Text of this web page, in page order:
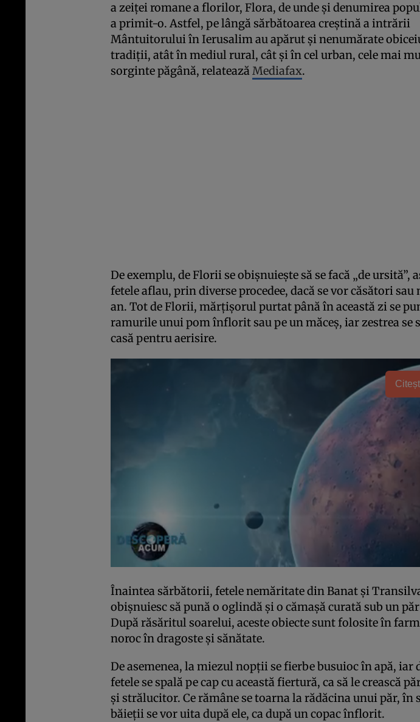
a zeiţei romane a florilor, Flora, de unde şi denumirea
a primit-o. Astfel, pe lângă sărbătoarea creştină a intrării
Mântuitorului în Ierusalim au apărut şi nenumărate
tradiţii, atât în mediul rural, cât şi în cel urban, cele mai
sorginte păgână, relateazăMediafax.
De exemplu, de Florii se obişnuieşte să se facă „de ursită”,
fetele aflau, prin diverse procedee, dacă se vor căsători sau
an. Tot de Florii, mărţişorul purtat până în această zi se
ramurile unui pom înflorit sau pe un măceş, iar zestrea se
casă pentru aerisire.
Înaintea sărbătorii, fetele nemăritate din Banat şi
obişnuiesc să pună o oglindă şi o cămaşă curată sub un
După răsăritul soarelui, aceste obiecte sunt folosite în
noroc în dragoste şi sănătate.
De asemenea, la miezul nopţii se fierbe busuioc în apă, iar
fetele se spală pe cap cu această fiertură, ca să le crească
şi strălucitor. Ce rămâne se toarna la rădăcina unui păr, în
băieţii se vor uita după ele, ca după un copac înflorit.